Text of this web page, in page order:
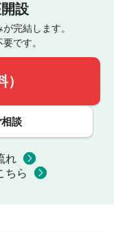
設
完結します。
です。
談
れ
ちら